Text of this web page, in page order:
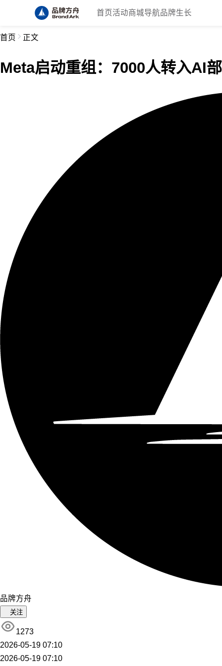
首页 活动商城导航品牌生长
首页 正文
Meta启动重组：7000人转入AI
品牌方舟
关注
1273
2026-05-19 07:10
2026-05-19 07:10